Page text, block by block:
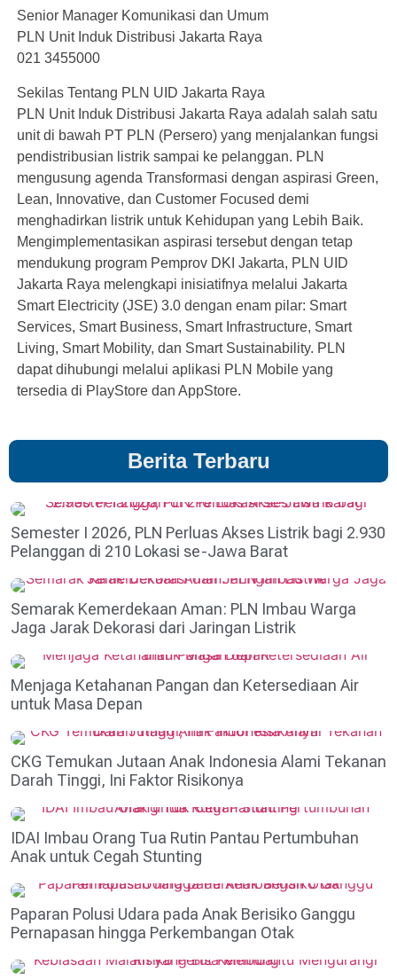
Senior Manager Komunikasi dan Umum
PLN Unit Induk Distribusi Jakarta Raya
021 3455000
Sekilas Tentang PLN UID Jakarta Raya
PLN Unit Induk Distribusi Jakarta Raya adalah salah satu
unit di bawah PT PLN (Persero) yang menjalankan fungsi
pendistribusian listrik sampai ke pelanggan. PLN
mengusung agenda Transformasi dengan aspirasi Green,
Lean, Innovative, dan Customer Focused demi
menghadirkan listrik untuk Kehidupan yang Lebih Baik.
Mengimplementasikan aspirasi tersebut dengan tetap
mendukung program Pemprov DKI Jakarta, PLN UID
Jakarta Raya melengkapi inisiatifnya melalui Jakarta
Smart Electricity (JSE) 3.0 dengan enam pilar: Smart
Services, Smart Business, Smart Infrastructure, Smart
Living, Smart Mobility, dan Smart Sustainability. PLN
dapat dihubungi melalui aplikasi PLN Mobile yang
tersedia di PlayStore dan AppStore.
Berita Terbaru
Semester I 2026, PLN Perluas Akses Listrik bagi 2.930
Pelanggan di 210 Lokasi se-Jawa Barat
Semarak Kemerdekaan Aman: PLN Imbau Warga
Jaga Jarak Dekorasi dari Jaringan Listrik
Menjaga Ketahanan Pangan dan Ketersediaan Air
untuk Masa Depan
CKG Temukan Jutaan Anak Indonesia Alami Tekanan
Darah Tinggi, Ini Faktor Risikonya
IDAI Imbau Orang Tua Rutin Pantau Pertumbuhan
Anak untuk Cegah Stunting
Paparan Polusi Udara pada Anak Berisiko Ganggu
Pernapasan hingga Perkembangan Otak